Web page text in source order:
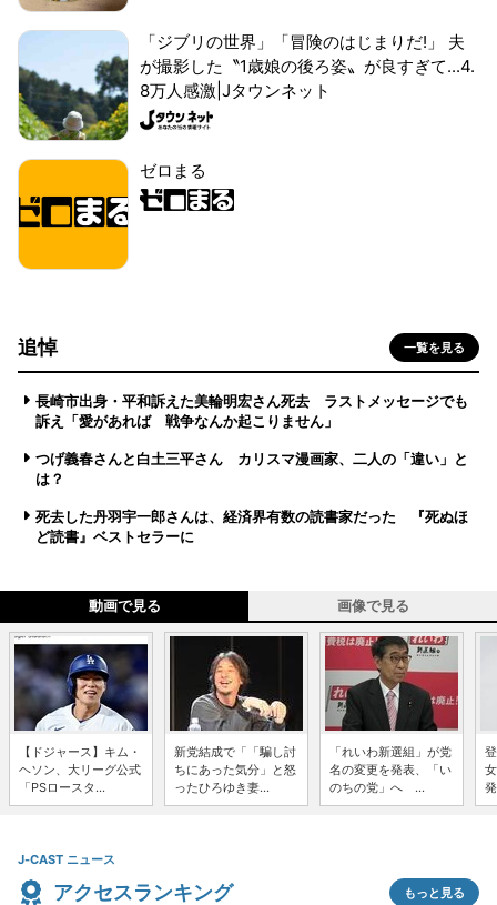
「ジブリの世界」「冒険のはじまりだ!」 夫
が撮影した〝1歳娘の後ろ姿〟が良すぎて...4.
8万人感激|Jタウンネット
ゼロまる
追悼 一覧を見る
長崎市出身・平和訴えた美輪明宏さん死去 ラストメッセージでも
訴え「愛があれば 戦争なんか起こりません」
つげ義春さんと白土三平さん カリスマ漫画家、二人の「違い」と
は？
死去した丹羽宇一郎さんは、経済界有数の読書家だった 『死ぬほ
ど読書』ベストセラーに
動画で見る 画像で見る
【ドジャース】キム・
ヘソン、大リーグ公式
「PSロースタ...
新党結成で「「騙し討
ちにあった気分」と怒
ったひろゆき妻...
「れいわ新選組」が党
名の変更を発表、「い
のちの党」へ ...
J-CAST ニュース
アクセスランキング もっと見る